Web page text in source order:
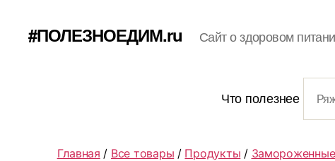
#ПОЛЕЗНОЕДИМ.ru Сайт о здоровом
Что полезнее
Главная / Все товары / Продукты /